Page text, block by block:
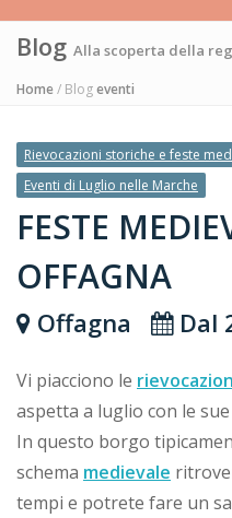
Blog Alla scoperta della
Home / Blogeventi
Rievocazioni storiche e feste
Eventi di Luglio nelle Marche
FESTE
OFFAGNA
Offagna Dal
Vi piacciono le
aspetta a luglio con le
In questo borgo
schema medievale
tempi e potrete fare un